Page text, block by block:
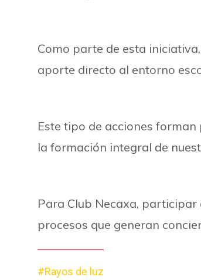
Como parte de esta
aporte directo al entorno
Este tipo de acciones
la formación integral de
Para Club Necaxa,
procesos que generan
#Rayos de luz